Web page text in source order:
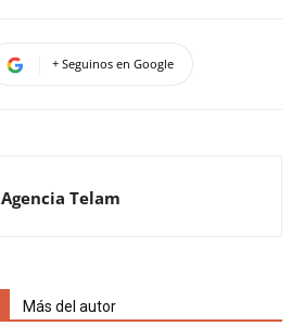
+ Seguinos en Google
Agencia Telam
Más del autor